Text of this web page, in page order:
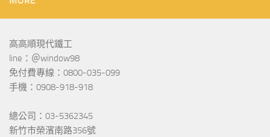
高高順現代鐵工
line：＠window98
免付費專線：0800-035-099
手機：0908-918-918
總公司：03-5362345
新竹市榮濱南路356號